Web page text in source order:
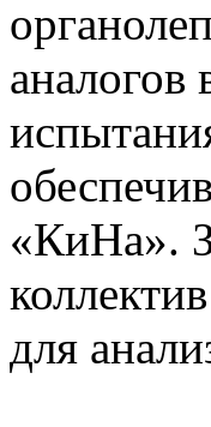
аналогов
«КиНа».
для